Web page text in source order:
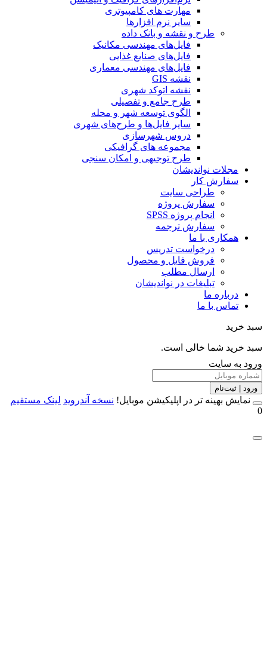
مهارت های کامپیوتری
سایر نرم افزارها
طرح و نقشه و بانک داده
فایل‌های مهندسی مکانیک
فایل‌های صنایع غذایی
فایل‌های مهندسی معماری
نقشه GIS
نقشه اتوکد شهری
طرح جامع و تفصیلی
الگوی توسعه شهر و محله
سایر فایل‌ها و طرح‌های شهری
دروس شهرسازی
مجموعه های گرافیکی
طرح توجیهی و امکان سنجی
مجلات نواندیشان
سفارش کار
طراحی سایت
سفارش پروژه
انجام پروژه SPSS
سفارش ترجمه
همکاری با ما
درخواست تدریس
فروش فایل و محصول
ارسال مطلب
تبلیغات در نواندیشان
درباره ما
تماس با ما
خرید شما خالی است.
به سایت
| ثبت‌نام
بهینه تر در اپلیکیشن موبایل!نسخه آندروید لینک مستقیم